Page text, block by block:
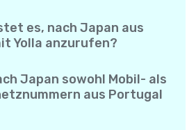
es, nach Japan aus
Yolla anzurufen?
Prüfen Sie einfach die
in der App – keine
keine
Japan sowohl Mobil- als
aus Portugal